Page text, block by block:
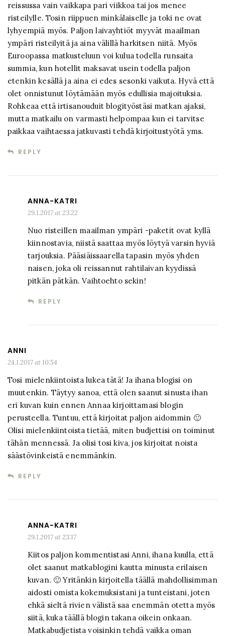
reissussa vain vaikkapa pari viikkoa tai jos menee
risteilylle. Tosin riippuen minkälaiselle ja toki ne ovat
lyhyempiä myös. Paljon laivayhtiöt myyvät maailman
ympäri risteilyitä ja aina välillä harkitsen niitä. Myös
Euroopassa matkusteluun voi kulua todella runsaita
summia, kun hotellit maksavat usein todella paljon
etenkin kesällä ja aina ei edes sesonki vaikuta. Hyvä että
olet onnistunut löytämään myös edullisia majoituksia.
Rohkeaa että irtisanouduit blogityöstäsi matkan ajaksi,
mutta matkailu on varmasti helpompaa kun ei tarvitse
paikkaa vaihtaessa jatkuvasti tehdä kirjoitustyötä yms.
REPLY
ANNA-KATRI
29.1.2017 at 23:22
Nuo risteillen maailman ympäri -paketit ovat kyllä
kiinnostavia, niistä saattaa myös löytyä varsin hyviä
tarjouksia. Pääsiäissaarella tapasin myös yhden
naisen, joka oli reissannut rahtilaivan kyydissä
pitkän pätkän. Vaihtoehto sekin!
REPLY
ANNI
24.1.2017 at 10:54
Tosi mielenkiintoista lukea tätä! Ja ihana blogisi on
muutenkin. Täytyy sanoa, että olen saanut sinusta ihan
eri kuvan kuin ennen Annaa kirjoittamasi blogin
perusteella. Tuntuu, että kirjoitat paljon aidommin 🙂
Olisi mielenkiintoista tietää, miten budjettisi on toiminut
tähän mennessä. Ja olisi tosi kiva, jos kirjoitat noista
säästövinkeistä enemmänkin.
REPLY
ANNA-KATRI
29.1.2017 at 23:17
Kiitos paljon kommentistasi Anni, ihana kuulla, että
olet saanut matkablogini kautta minusta erilaisen
kuvan. 🙂 Yritänkin kirjoitella täällä mahdollisimman
aidosti omista kokemuksistani ja tunteistani, joten
ehkä sieltä rivien välistä saa enemmän otetta myös
siitä, kuka täällä blogin takana oikein onkaan.
Matkabudjetista voisinkin tehdä vaikka oman